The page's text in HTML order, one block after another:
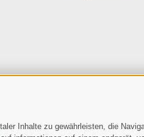
Inhalte zu gewährleisten, die